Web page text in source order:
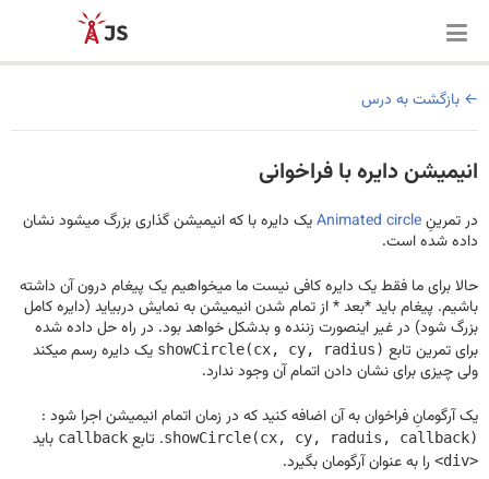
بازگشت به درس
انیمیشن دایره با فراخوانی
در تمرینِAnimated circleیک دایره با که انیمیشن گذاری بزرگ میشود نشان
داده شده است.
حالا برای ما فقط یک دایره کافی نیست ما میخواهیم یک پیغام درون آن داشته
باشیم. پیغام باید *بعد * از تمام شدن انیمیشن به نمایش دربیاید (دایره کامل
بزرگ شود) در غیر اینصورت زننده و بدشکل خواهد بود. در راه حل داده شده
برای تمرین تابع showCircle(cx, cy, radius) یک دایره رسم میکند
ولی چیزی برای نشان دادن اتمام آن وجود ندارد.
یک آرگومانِ فراخوان به آن اضافه کنید که در زمان اتمام انیمیشن اجرا شود :
showCircle(cx, cy, raduis, callback). تابع callback باید
<div> را به عنوان آرگومان بگیرد.